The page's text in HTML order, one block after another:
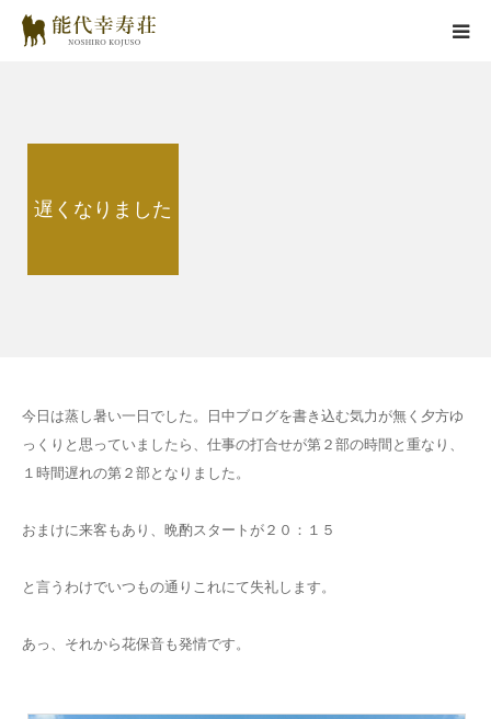
遅くなりました
今日は蒸し暑い一日でした。日中ブログを書き込む気力が無く夕方ゆ
っくりと思っていましたら、仕事の打合せが第２部の時間と重なり、
１時間遅れの第２部となりました。
おまけに来客もあり、晩酌スタートが２０：１５
と言うわけでいつもの通りこれにて失礼します。
あっ、それから花保音も発情です。
在舎犬情報
里親情報
お役立ちコラム
お問い合わせ